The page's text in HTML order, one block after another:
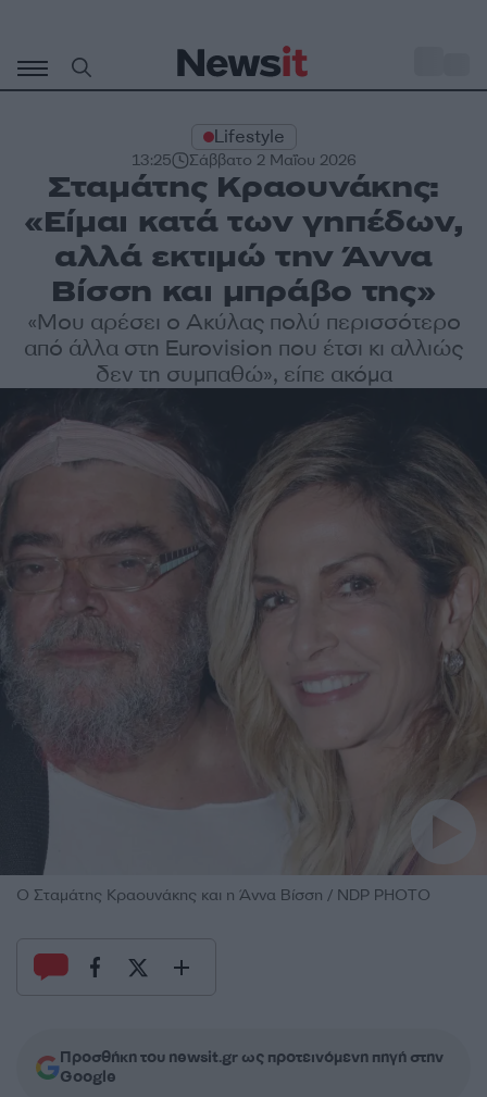
περιεχόμενο
Lifestyle
13:25 Σάββατο 2 Μαΐου 2026
Σταμάτης Κραουνάκης:
«Είμαι κατά των γηπέδων,
αλλά εκτιμώ την Άννα
Βίσση και μπράβο της»
«Μου αρέσει ο Ακύλας πολύ περισσότερο
από άλλα στη Eurovision που έτσι κι αλλιώς
δεν τη συμπαθώ», είπε ακόμα
Ο Σταμάτης Κραουνάκης και η Άννα Βίσση / NDP PHOTO
Προσθήκη του newsit.gr ως προτεινόμενη πηγή στην
Google